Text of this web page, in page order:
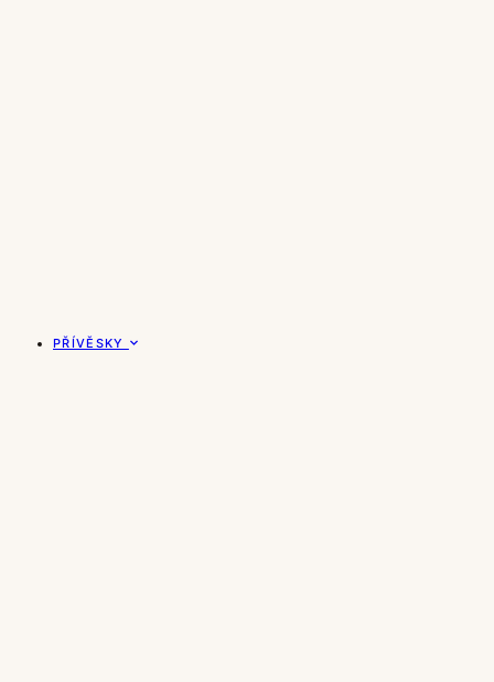
PŘÍVĚSKY